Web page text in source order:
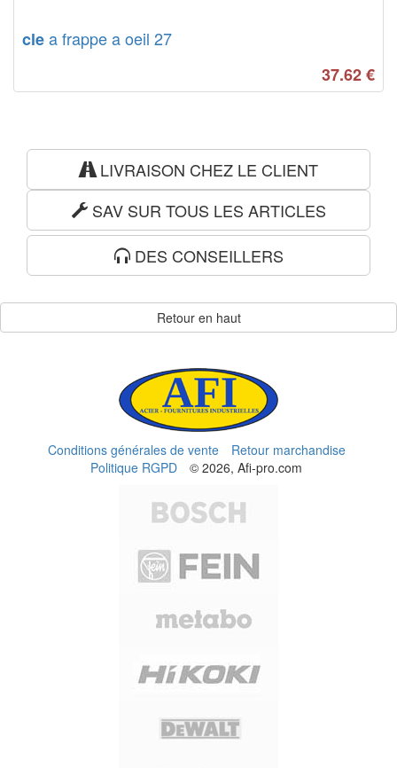
clea frappe a oeil 27
37.62€
LIVRAISON CHEZ LE CLIENT
SAV SUR TOUS LES ARTICLES
DES CONSEILLERS
Retour en haut
Conditions générales de vente
Retour marchandise
Politique RGPD
© 2026, Afi-pro.com